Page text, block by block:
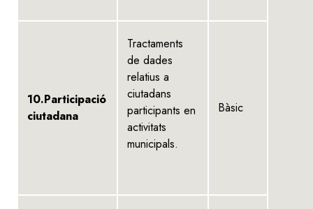
10.Participació
ciutadana
Tractaments
de dades
relatius a
ciutadans
participants en
activitats
municipals.
Bàsic